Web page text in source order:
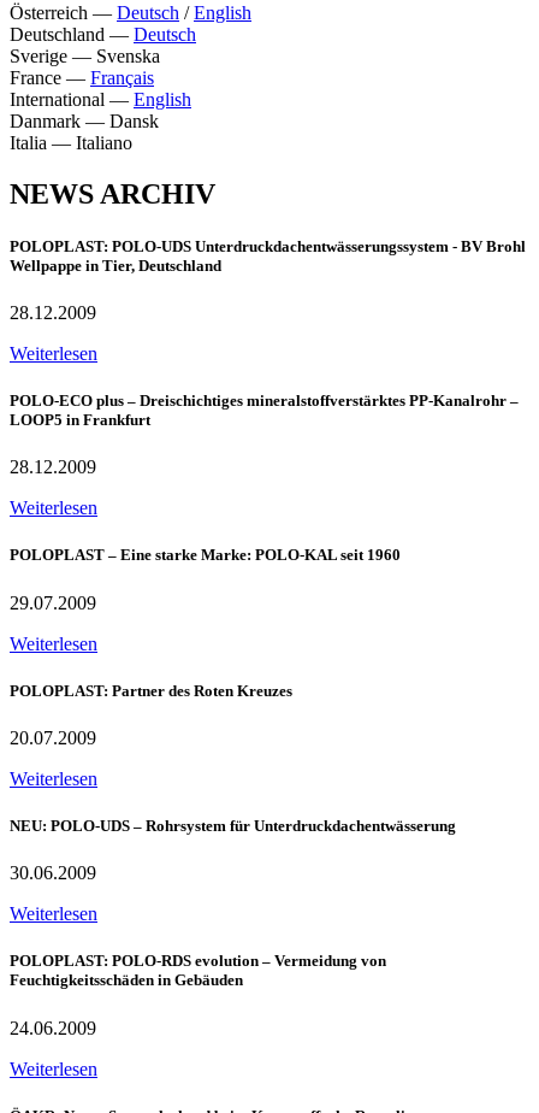
Österreich — Deutsch /English
Deutschland — Deutsch
Sverige — Svenska
France — Français
International — English
Danmark — Dansk
Italia — Italiano
NEWS ARCHIV
POLOPLAST: POLO-UDS Unterdruckdachentwässerungssystem - BV Brohl
Wellpappe in Tier, Deutschland
28.12.2009
Weiterlesen
POLO-ECO plus – Dreischichtiges mineralstoffverstärktes PP-Kanalrohr –
LOOP5 in Frankfurt
28.12.2009
Weiterlesen
POLOPLAST – Eine starke Marke: POLO-KAL seit 1960
29.07.2009
Weiterlesen
POLOPLAST: Partner des Roten Kreuzes
20.07.2009
Weiterlesen
NEU: POLO-UDS – Rohrsystem für Unterdruckdachentwässerung
30.06.2009
Weiterlesen
POLOPLAST: POLO-RDS evolution – Vermeidung von
Feuchtigkeitsschäden in Gebäuden
24.06.2009
Weiterlesen